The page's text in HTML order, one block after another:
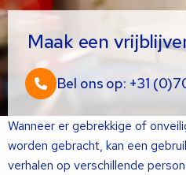
Maak een
Bel ons op: +31
Wanneer er gebrekkige of
worden gebracht, kan een
verhalen op verschillende